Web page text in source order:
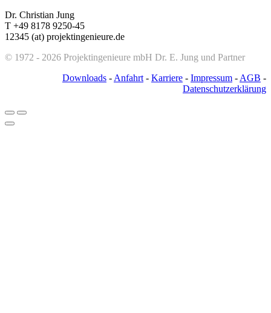
Dr. Christian Jung
T +49 8178 9250-45
12345 (at) projektingenieure.de
© 1972 - 2026 Projektingenieure mbH Dr. E. Jung und Partner
Downloads - Anfahrt - Karriere - Impressum - AGB -
Datenschutzerklärung